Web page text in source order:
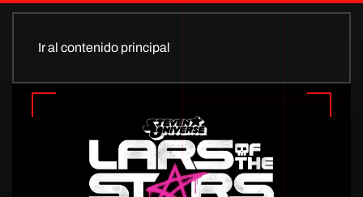
Ir al contenido principal